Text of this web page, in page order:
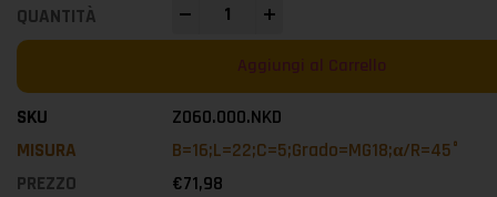
Aggiungi al Carrello
Z060.000.NKD
B=16;L=22;C=5;Grado=MG18;α/R=45°
€71,98